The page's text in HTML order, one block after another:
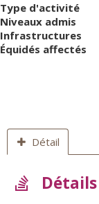
Type d'activité
Niveaux admis
Infrastructures
Équidés affectés
Détail
Détails